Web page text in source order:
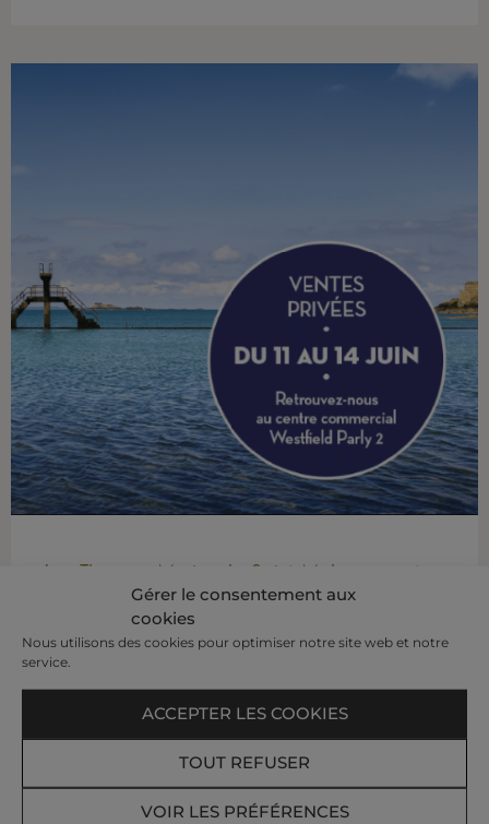
Gérer le consentement aux
cookies
Nous utilisons des cookies pour optimiser notre site web et notre
service.
ACCEPTER LES COOKIES
TOUT REFUSER
VOIR LES PRÉFÉRENCES
Les Thermes Marins de Saint-Malo au centre
commercial Westfield Parly 2
Les Thermes Marins de Saint-Malo ouvrent une
Retrouvez-nous de 10h à 20h et bénéficiez d’une
remise allant jusqu’à 15 % !